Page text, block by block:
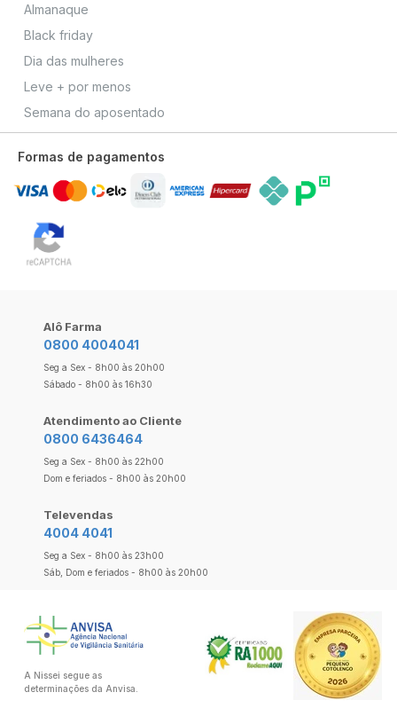
Almanaque
Black friday
Dia das mulheres
Leve + por menos
Semana do aposentado
Formas de pagamentos
Alô Farma
0800 4004041
Seg a Sex - 8h00 às 20h00
Sábado - 8h00 às 16h30
Atendimento ao Cliente
0800 6436464
Seg a Sex - 8h00 às 22h00
Dom e feriados - 8h00 às 20h00
Televendas
4004 4041
Seg a Sex - 8h00 às 23h00
Sáb, Dom e feriados - 8h00 às 20h00
A Nissei segue as
determinações da Anvisa.